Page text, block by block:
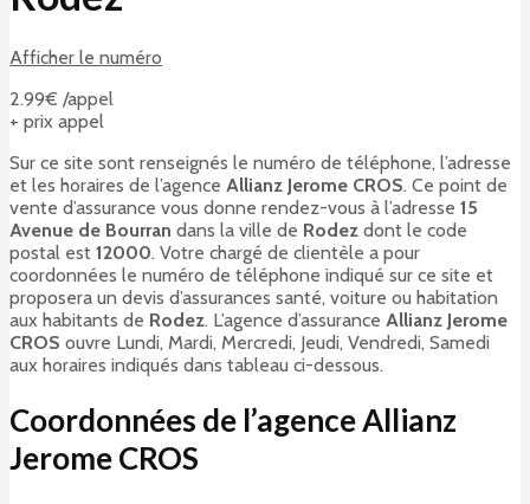
Afficher le numéro
2.99€ /appel
+ prix appel
Sur ce site sont renseignés le numéro de téléphone, l’adresse
et les horaires de l’agence Allianz Jerome CROS. Ce point de
vente d’assurance vous donne rendez-vous à l’adresse 15
Avenue de Bourran dans la ville de Rodez dont le code
postal est 12000. Votre chargé de clientèle a pour
coordonnées le numéro de téléphone indiqué sur ce site et
proposera un devis d’assurances santé, voiture ou habitation
aux habitants de Rodez. L’agence d’assurance Allianz Jerome
CROS ouvre Lundi, Mardi, Mercredi, Jeudi, Vendredi, Samedi
aux horaires indiqués dans tableau ci-dessous.
Coordonnées de l’agence Allianz
Jerome CROS